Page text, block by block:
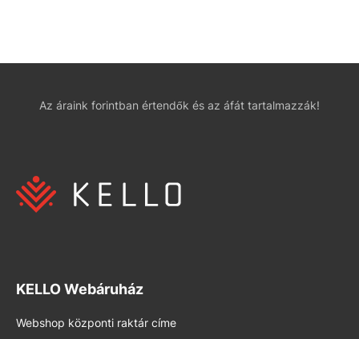
Az áraink forintban értendők és az áfát tartalmazzák!
KELLO Webáruház
Webshop központi raktár címe